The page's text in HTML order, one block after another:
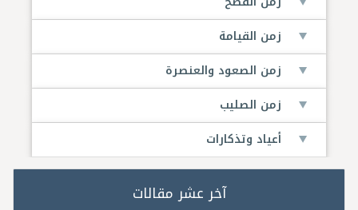
زمن القيامة
زمن الصعود والعنصرة
زمن الصليب
أعياد وتذكارات
آخر عشر مقالات